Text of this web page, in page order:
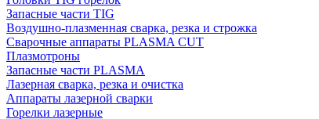
Запасные части TIG
Воздушно-плазменная сварка, резка и строжка
Сварочные аппараты PLASMA CUT
Плазмотроны
Запасные части PLASMA
Лазерная сварка, резка и очистка
Аппараты лазерной сварки
Горелки лазерные